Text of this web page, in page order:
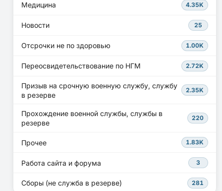
Медицина 4.35K
Новости 25
Отсрочки не по здоровью 1.00K
Переосвидетельствование по НГМ 2.72K
Призыв на срочную военную службу, службу
в резерве
2.35K
Прохождение военной службы, службы в
резерве
220
Прочее 1.83K
Работа сайта и форума 3
Сборы (не служба в резерве) 281